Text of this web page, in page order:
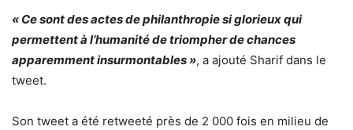
« Ce sont des actes de philanthropie si glorieux qui
permettent à l’humanité de triompher de chances
apparemment insurmontables », a ajouté Sharif dans le
tweet.
Son tweet a été retweeté près de 2 000 fois en milieu de